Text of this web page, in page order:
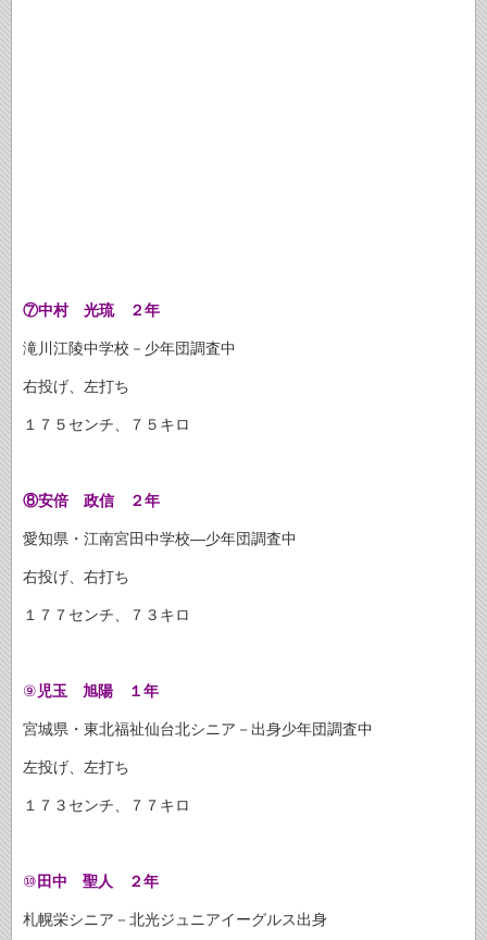
⑦中村 光琉 ２年
滝川江陵中学校－少年団調査中
右投げ、左打ち
１７５センチ、７５キロ
⑧安倍 政信 ２年
愛知県・江南宮田中学校―少年団調査中
右投げ、右打ち
１７７センチ、７３キロ
⑨児玉 旭陽 １年
宮城県・東北福祉仙台北シニア－出身少年団調査中
左投げ、左打ち
１７３センチ、７７キロ
⑩田中 聖人 ２年
札幌栄シニア－北光ジュニアイーグルス出身